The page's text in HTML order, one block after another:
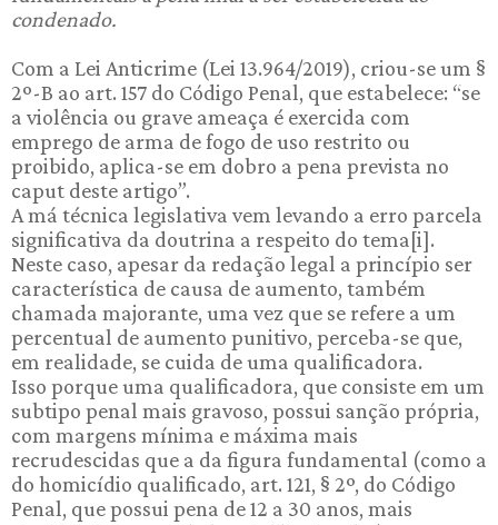
condenado.
Com a Lei Anticrime (Lei 13.964/2019), criou-se um §
2º-B ao art. 157 do Código Penal, que estabelece: “se
a violência ou grave ameaça é exercida com
emprego de arma de fogo de uso restrito ou
proibido, aplica-se em dobro a pena prevista no
caput deste artigo”.
A má técnica legislativa vem levando a erro parcela
significativa da doutrina a respeito do tema[i].
Neste caso, apesar da redação legal a princípio ser
característica de causa de aumento, também
chamada majorante, uma vez que se refere a um
percentual de aumento punitivo, perceba-se que,
em realidade, se cuida de uma qualificadora.
Isso porque uma qualificadora, que consiste em um
subtipo penal mais gravoso, possui sanção própria,
com margens mínima e máxima mais
recrudescidas que a da figura fundamental (como a
do homicídio qualificado, art. 121, § 2º, do Código
Penal, que possui pena de 12 a 30 anos, mais